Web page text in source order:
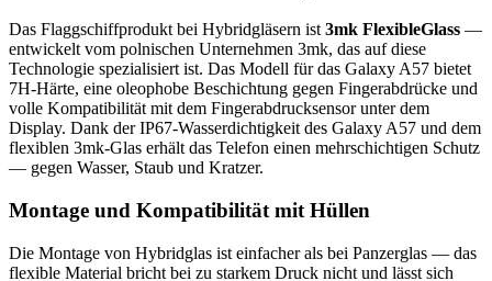
Das Flaggschiffprodukt bei Hybridgläsern ist 3mk FlexibleGlass —
entwickelt vom polnischen Unternehmen 3mk, das auf diese
Technologie spezialisiert ist. Das Modell für das Galaxy A57 bietet
7H-Härte, eine oleophobe Beschichtung gegen Fingerabdrücke und
volle Kompatibilität mit dem Fingerabdrucksensor unter dem
Display. Dank der IP67-Wasserdichtigkeit des Galaxy A57 und dem
flexiblen 3mk-Glas erhält das Telefon einen mehrschichtigen Schutz
— gegen Wasser, Staub und Kratzer.
Montage und Kompatibilität mit Hüllen
Die Montage von Hybridglas ist einfacher als bei Panzerglas — das
flexible Material bricht bei zu starkem Druck nicht und lässt sich